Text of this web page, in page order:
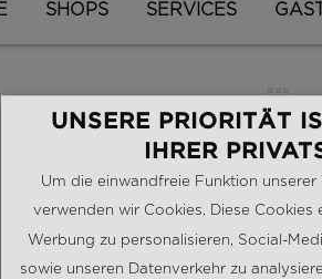
SHOPS SERVICES
UNSERE PRIORITÄT
IHRER
Um die einwandfreie Funktion
verwenden wir Cookies. Diese Cookies
Werbung zu personalisieren, Social-
sowie unseren Datenverkehr zu